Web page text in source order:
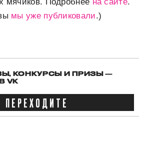
мы уже публиковали.)
КОНКУРСЫ И ПРИЗЫ —
VK
ПЕРЕХОДИТЕ